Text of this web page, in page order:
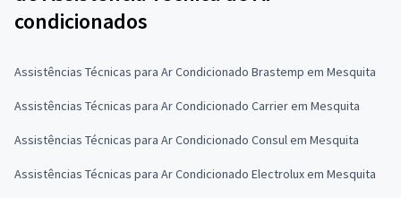
condicionados
Assistências Técnicas para Ar Condicionado Brastemp em Mesquita
Assistências Técnicas para Ar Condicionado Carrier em Mesquita
Assistências Técnicas para Ar Condicionado Consul em Mesquita
Assistências Técnicas para Ar Condicionado Electrolux em Mesquita